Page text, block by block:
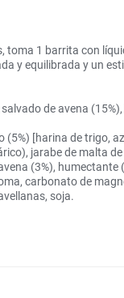
toma 1 barrita con
y equilibrada y un
de avena
[harina de trigo,
jarabe de malta
(3%), humectante
carbonato de
soja.